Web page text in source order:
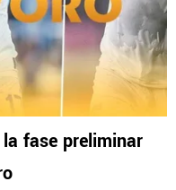
fase preliminar